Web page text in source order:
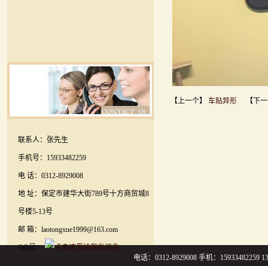
联系人：张先生
手机号：15933482259
电 话：0312-8929008
地 址：保定市建华大街789号十方商贸城8
号楼5-13号
邮 箱：laotongxue1999@163.com
QQ号：
【上一个】 车贴异形【下一
电话：0312-8929008 手机：15933482259